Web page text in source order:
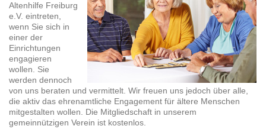
Altenhilfe Freiburg
e.V. eintreten,
wenn Sie sich in
einer der
Einrichtungen
engagieren
wollen. Sie
werden dennoch
von uns beraten und vermittelt. Wir freuen uns jedoch über alle,
die aktiv das ehrenamtliche Engagement für ältere Menschen
mitgestalten wollen. Die Mitgliedschaft in unserem
gemeinnützigen Verein ist kostenlos.